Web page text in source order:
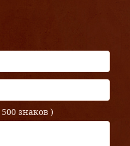
500 знаков )